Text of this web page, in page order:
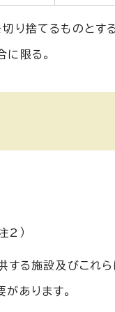
り捨てるものとする
に限る。
2）
る施設及びこれ
あります。